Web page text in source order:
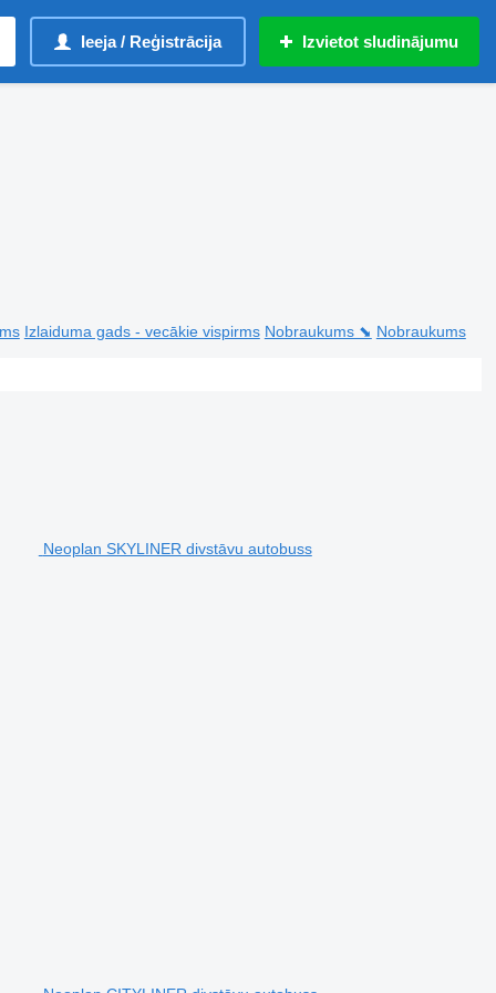
Ieeja / Reģistrācija Izvietot sludinājumu
Izlaiduma gads - vecākie vispirms Nobraukums ⬊ Nobraukums
Neoplan SKYLINER divstāvu autobuss